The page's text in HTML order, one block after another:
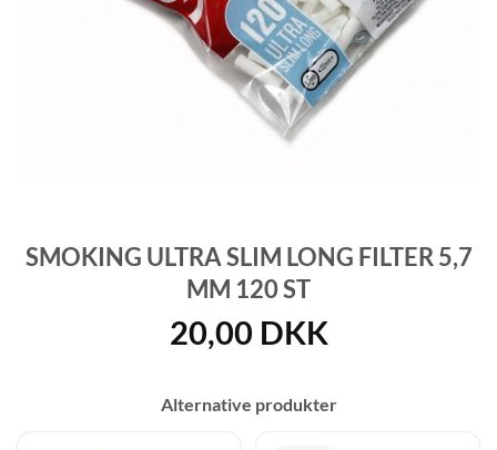
SMOKING ULTRA SLIM LONG FILTER 5,7
MM 120 ST
20,00 DKK
Alternative produkter